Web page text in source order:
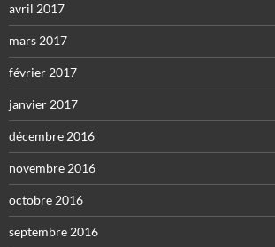
avril 2017
mars 2017
février 2017
janvier 2017
décembre 2016
novembre 2016
octobre 2016
septembre 2016